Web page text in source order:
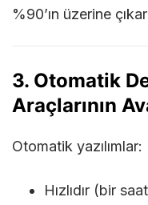
%90’ın üzerine
3. Otomatik
Araçlarının
Otomatik yazılımlar:
Hızlıdır (bir